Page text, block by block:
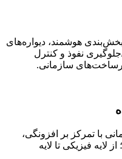
هوشمند، دیواره‌های
نفوذ و کنترل
سازمانی.
با تمرکز بر افزونگی،
لایه فیزیکی تا لایه